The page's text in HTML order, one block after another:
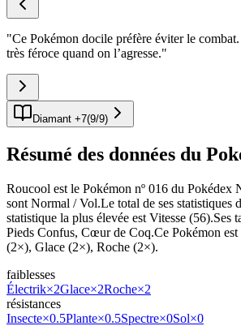
"Ce Pokémon docile préfère éviter le
très féroce quand on l’agresse."
Diamant +7(9/9)
Résumé des données du
Roucool est le Pokémon nº 016 du Pokédex
sont Normal / Vol.Le total de ses statistiques
statistique la plus élevée est Vitesse (56).Ses
Pieds Confus, Cœur de Coq.Ce Pokémon
(2×), Glace (2×), Roche (2×).
faiblesses
Électrik×2Glace×2Roche×2
résistances
Insecte×0.5Plante×0.5Spectre×0Sol×0